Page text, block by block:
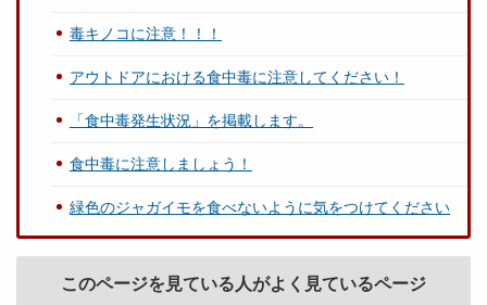
毒キノコに注意！！！
アウトドアにおける食中毒に注意してください！
「食中毒発生状況」を掲載します。
食中毒に注意しましょう！
緑色のジャガイモを食べないように気をつけてください
このページを見ている人がよく見ているページ